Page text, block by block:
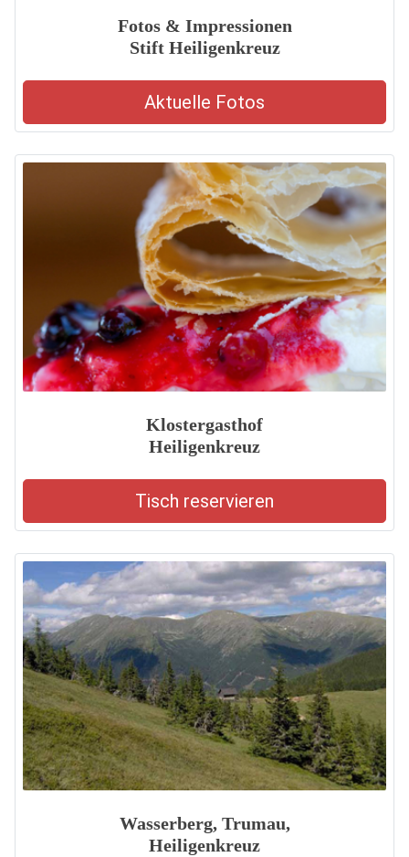
Fotos & Impressionen
Stift Heiligenkreuz
Aktuelle Fotos
Klostergasthof
Heiligenkreuz
Tisch reservieren
Wasserberg, Trumau,
Heiligenkreuz